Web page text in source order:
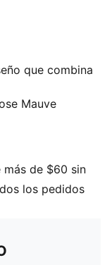
que combina
plataforma y
lo que las
un toque
en el
con un talón
un 30% de
Mauve
de $60 sin
los pedidos